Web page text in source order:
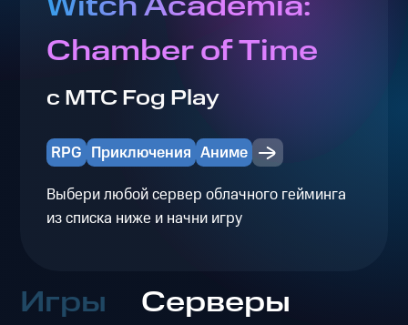
Chamber of Time
с МТС Fog Play
RPG Приключения Аниме
Выбери любой сервер облачного гейминга
из списка ниже и начни игру
Игры Серверы